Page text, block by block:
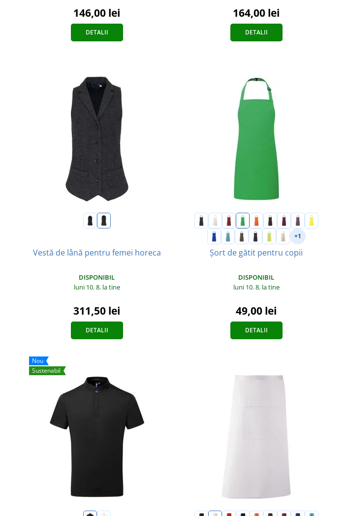
146,00 lei
DETALII
164,00 lei
DETALII
Vestă de lână pentru femei horeca
DISPONIBIL
luni 10. 8. la tine
311,50 lei
DETALII
+1
Șort de gătit pentru copii
DISPONIBIL
luni 10. 8. la tine
49,00 lei
DETALII
Nou
Sustenabil